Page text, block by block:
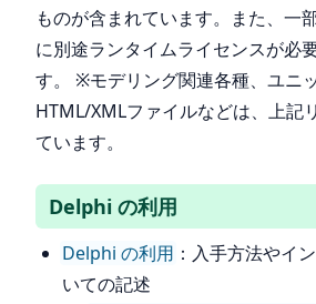
ものが含まれています。また、一
に別途ランタイムライセンスが必
す。 ※モデリング関連各種、ユニ
HTML/XMLファイルなどは、上記
ています。
Delphi の利用
Delphi の利用 ：入手方法やイ
いての記述